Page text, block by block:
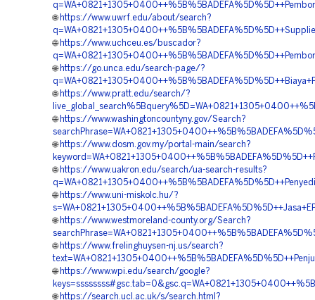
🌐 https://www.uwrf.edu/about/search?
🌐 https://www.uchceu.es/buscador?
🌐 https://go.unca.edu/search-page/?
🌐 https://www.pratt.edu/search/?
🌐 https://www.washingtoncountyny.gov/Search?
🌐 https://www.dosm.gov.my/portal-main/search?
🌐 https://www.uakron.edu/search/ua-search-results?
🌐 https://www.uni-miskolc.hu/?
🌐 https://www.westmoreland-county.org/Search?
🌐 https://www.frelinghuysen-nj.us/search?
🌐 https://www.wpi.edu/search/google?
🌐 https://search.ucl.ac.uk/s/search.html?